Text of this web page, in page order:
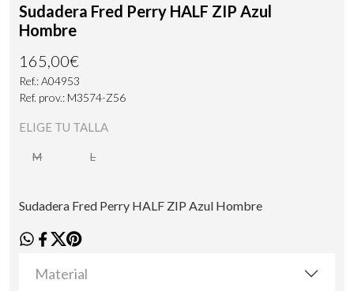
Sudadera Fred Perry HALF ZIP Azul
Hombre
165,00€
Ref.: A04953
Ref. prov.: M3574-Z56
ELIGE TU TALLA
M L
Sudadera Fred Perry HALF ZIP Azul Hombre
Material